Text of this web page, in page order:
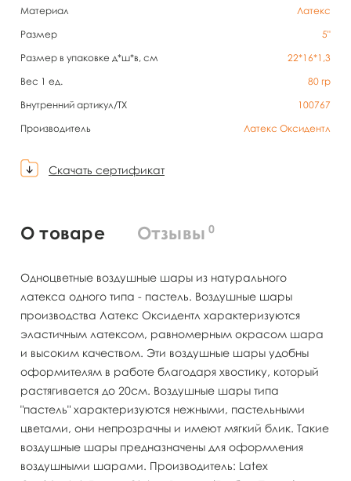
Материал
Латекс
Размер
5"
Размер в упаковке д*ш*в, см
22*16*1,3
Вес 1 ед.
80 гр
Внутренний артикул/TX
100767
Производитель
Латекс Оксидентл
Скачать сертификат
О товаре Отзывы 0
Одноцветные воздушные шары из натурального
латекса одного типа - пастель. Воздушные шары
производства Латекс Оксидентл характеризуются
эластичным латексом, равномерным окрасом шара
и высоким качеством. Эти воздушные шары удобны
оформителям в работе благодаря хвостику, который
растягивается до 20см. Воздушные шары типа
"пастель" характеризуются нежными, пастельными
цветами, они непрозрачны и имеют мягкий блик. Такие
воздушные шары предназначены для оформления
воздушными шарами. Производитель: Latex